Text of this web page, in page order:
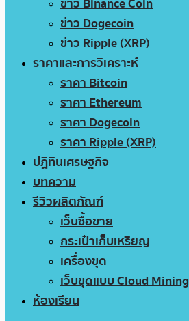
ข่าว Dogecoin
ข่าว Ripple (XRP)
ราคาและการวิเคราะห์
ราคา Bitcoin
ราคา Ethereum
ราคา Dogecoin
ราคา Ripple (XRP)
ปฏิทินเศรษฐกิจ
บทความ
รีวิวผลิตภัณฑ์
เว็บซื้อขาย
กระเป๋าเก็บเหรียญ
เครื่องขุด
เว็บขุดแบบ Cloud Mining
ห้องเรียน